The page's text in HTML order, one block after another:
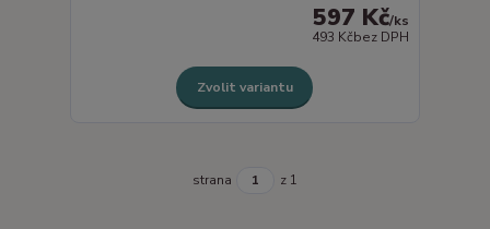
597 Kč/ks
493 Kčbez DPH
Zvolit variantu
strana z 1